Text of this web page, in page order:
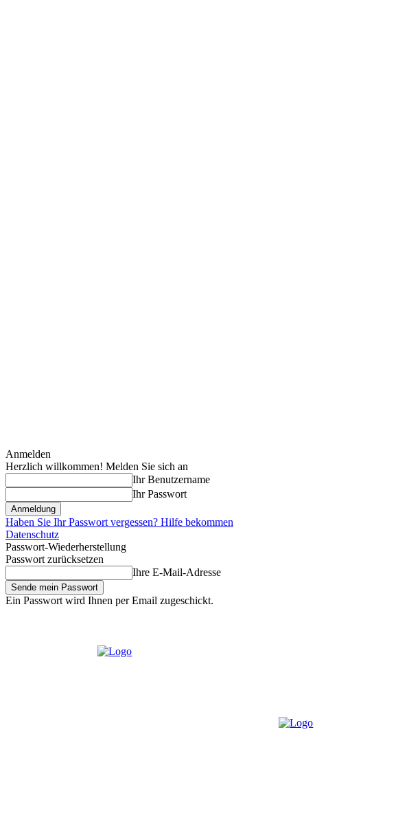
Anmelden
Herzlich willkommen! Melden Sie sich an
Ihr Benutzername
Ihr Passwort
Haben Sie Ihr Passwort vergessen? Hilfe bekommen
Datenschutz
Passwort-Wiederherstellung
Passwort zurücksetzen
Ihre E-Mail-Adresse
Ein Passwort wird Ihnen per Email zugeschickt.